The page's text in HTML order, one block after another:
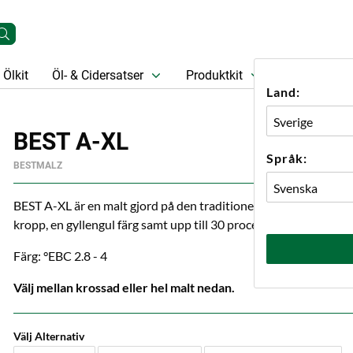
Land:
Språk:
Ölkit Öl- & Cidersatser Produktkit
BEST A-XL
BESTMALZ
BEST A-XL är en malt gjord på den traditionella tyska
kropp, en gyllengul färg samt upp till 30 procent mer
Färg: °EBC 2.8 - 4
Välj mellan krossad eller hel malt nedan.
Välj Alternativ